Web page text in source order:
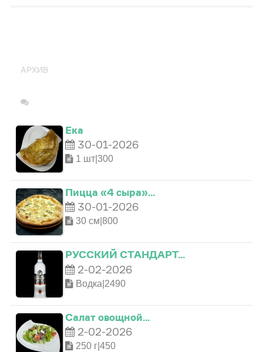
АРХИВ
Ека
30-01-2026
1 шт|300
Пицца «4 сыра»…
30-01-2026
30 см|800
РУССКИЙ СТАНДАРТ…
2-02-2026
Водка|2490
Салат овощной…
2-02-2026
250 г|450
1
0
2
1